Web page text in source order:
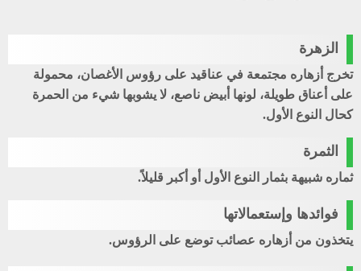
الزهرة
تخرج أزهاره مجتمعة في عناقيد على رؤوس الأغصان، محمولة
على أعناق طويلة، لونها أبيض ناصع، لا يشوبها شيء من الحمرة
كحال النوع الأول.
الثمرة
ثماره شبيهة بثمار النوع الأول أو أكبر قليلاً.
فوائدها وإستعمالاتها
يتخذون من أزهاره عصائب توضع على الرؤوس.